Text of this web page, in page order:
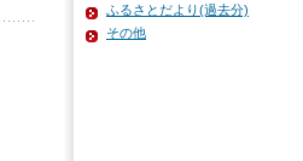
ふるさとだより(過去分)
その他